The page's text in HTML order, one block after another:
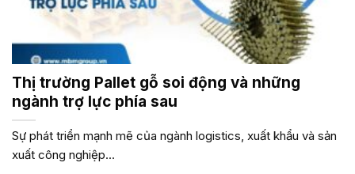
Thị trường Pallet gỗ soi động và những
ngành trợ lực phía sau
Sự phát triển mạnh mẽ của ngành logistics, xuất khẩu và sản
xuất công nghiệp...